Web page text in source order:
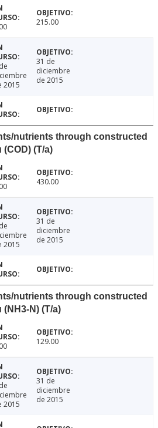
215.00
2015
31 de
diciembre
de 2015
nutrients through constructed
(T/a)
430.00
2015
31 de
diciembre
de 2015
nutrients through constructed
N) (T/a)
129.00
2015
31 de
diciembre
de 2015